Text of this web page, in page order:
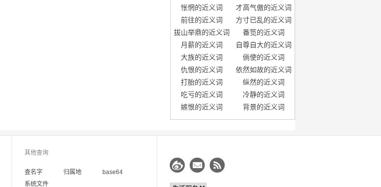
怅惘的近义词
才高气傲的近义词
前往的近义词
方寸已乱的近义词
拔山举鼎的近义词
番笕的近义词
月薪的近义词
自尊自大的近义词
大族的近义词
倘使的近义词
仇恨的近义词
依然如故的近义词
打胎的近义词
纵然的近义词
吃亏的近义词
冷静的近义词
嫉恨的近义词
背景的近义词
其他查询
查名字 归属地
base64
系统文件